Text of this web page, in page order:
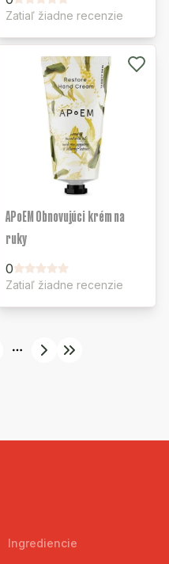
Zatiaľ žiadne recenzie
APoEM Obnovujúci krém na
ruky
0
Zatiaľ žiadne recenzie
More pages
Ingrediencie